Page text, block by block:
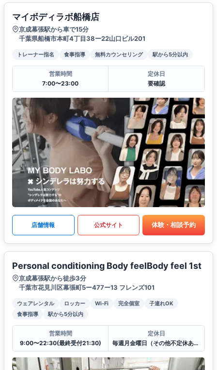
マイボディラボ船橋店
京成幕張駅から車で15分
千葉県船橋市本町4丁目38ー22山口ビル201
トレーナー指名 食事指導 無料カウンセリング 駅から5分以内
営業時間
7:00〜23:00
定休日
要確認
店舗情報 公式サイト 体験・相談予約
Personal conditioning Body feelBody feel 1st
京成幕張駅から徒歩3分
千葉市花見川区幕張町5ー477ー13 フレンズ101
ウェアレンタル ロッカー Wi-Fi 完全個室
子連れOK
食事指導
駅から5分以内
営業時間
9:00〜22:30(最終受付21:30)
定休日
毎週月金曜日（その他不定休あり）